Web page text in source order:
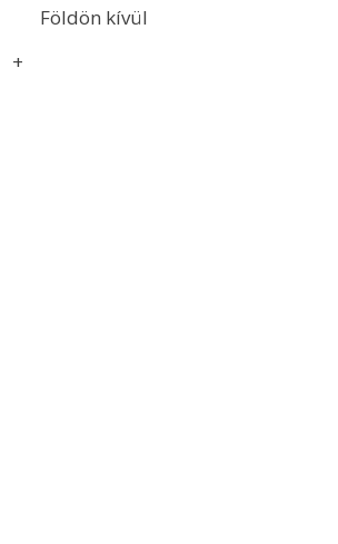
Földön kívül
+